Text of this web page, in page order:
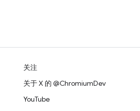
关注
关于 X 的 @ChromiumDev
YouTube